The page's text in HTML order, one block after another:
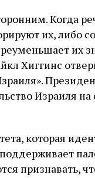
Когда
их, либо
их
Хиггинс
Израиля
которая
признавать,